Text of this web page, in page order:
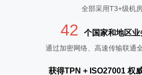
全部采用T3+级机
42 个国家和地区业
通过加密网络、高速传输联通
获得TPN + ISO27001 权